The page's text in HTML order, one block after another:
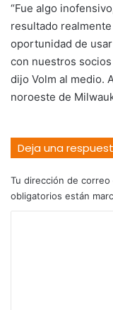
“Fue algo
resultado
oportunidad de
con nuestros
dijo Volm al medio.
noroeste de
Deja una
Tu dirección de
obligatorios están